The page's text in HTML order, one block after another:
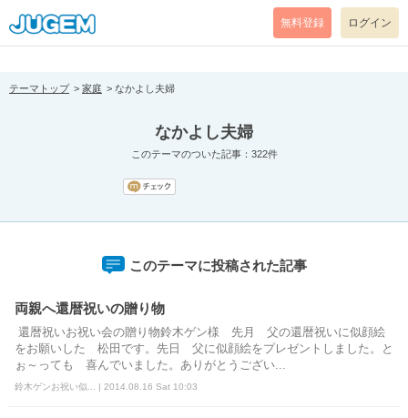
[pear_error: message="Success" code=0 mode=return level=notice
prefix="" info=""]
無料登録 ログイン
テーマトップ 家庭 なかよし夫婦
なかよし夫婦
このテーマのついた記事：322件
このテーマに投稿された記事
両親へ還暦祝いの贈り物
還暦祝いお祝い会の贈り物鈴木ゲン様 先月 父の還暦祝いに似顔絵
をお願いした 松田です。先日 父に似顔絵をプレゼントしました。と
ぉ～っても 喜んでいました。ありがとうござい...
鈴木ゲンお祝い似... | 2014.08.16 Sat 10:03